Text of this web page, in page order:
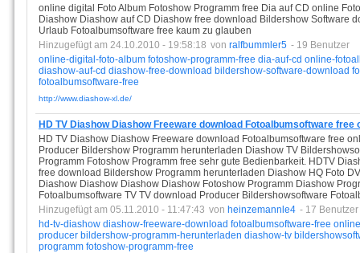
online digital Foto Album Fotoshow Programm free Dia auf CD online
Diashow Diashow auf CD Diashow free download Bildershow Software
Urlaub Fotoalbumsoftware free kaum zu glauben
Hinzugefügt am 24.10.2010 - 19:58:18 von ralfbummler5 - 19 Benutzer
online-digital-foto-album fotoshow-programm-free dia-auf-cd online-
diashow-auf-cd diashow-free-download bildershow-software-download
fotoalbumsoftware-free
http://www.diashow-xl.de/
HD TV Diashow Diashow Freeware download Fotoalbumsoftware free
HD TV Diashow Diashow Freeware download Fotoalbumsoftware free
Producer Bildershow Programm herunterladen Diashow TV
Programm Fotoshow Programm free sehr gute Bedienbarkeit. HDTV
free download Bildershow Programm herunterladen Diashow HQ Foto
Diashow Diashow Diashow Diashow Fotoshow Programm Diashow
Fotoalbumsoftware TV TV download Producer Bildershowsoftware
Hinzugefügt am 05.11.2010 - 11:47:43 von heinzemannle4 - 17 Benutzer
hd-tv-diashow diashow-freeware-download fotoalbumsoftware-free
producer bildershow-programm-herunterladen diashow-tv
programm fotoshow-programm-free